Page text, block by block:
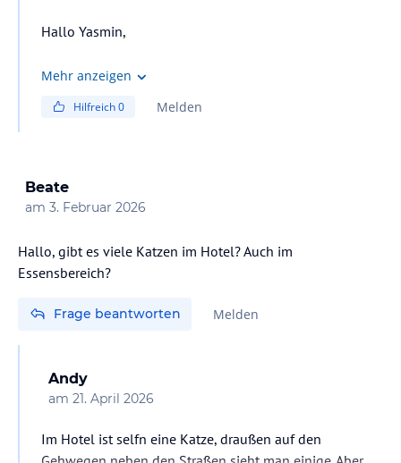
Hallo Yasmin,
Ja, es gibt eine eigene Ecke mit glutenfreien Produkten.
Kontaminationsgefahr gibt, also z.B. Gebäck,
Weizen allgemein nicht vertrage.
Mehr anzeigen
Hilfreich0 Melden
Beate
am 3. Februar 2026
Hallo, gibt es viele Katzen im Hotel? Auch im
Essensbereich?
Frage beantworten Melden
Andy
am 21. April 2026
Im Hotel ist selfn eine Katze, draußen auf den